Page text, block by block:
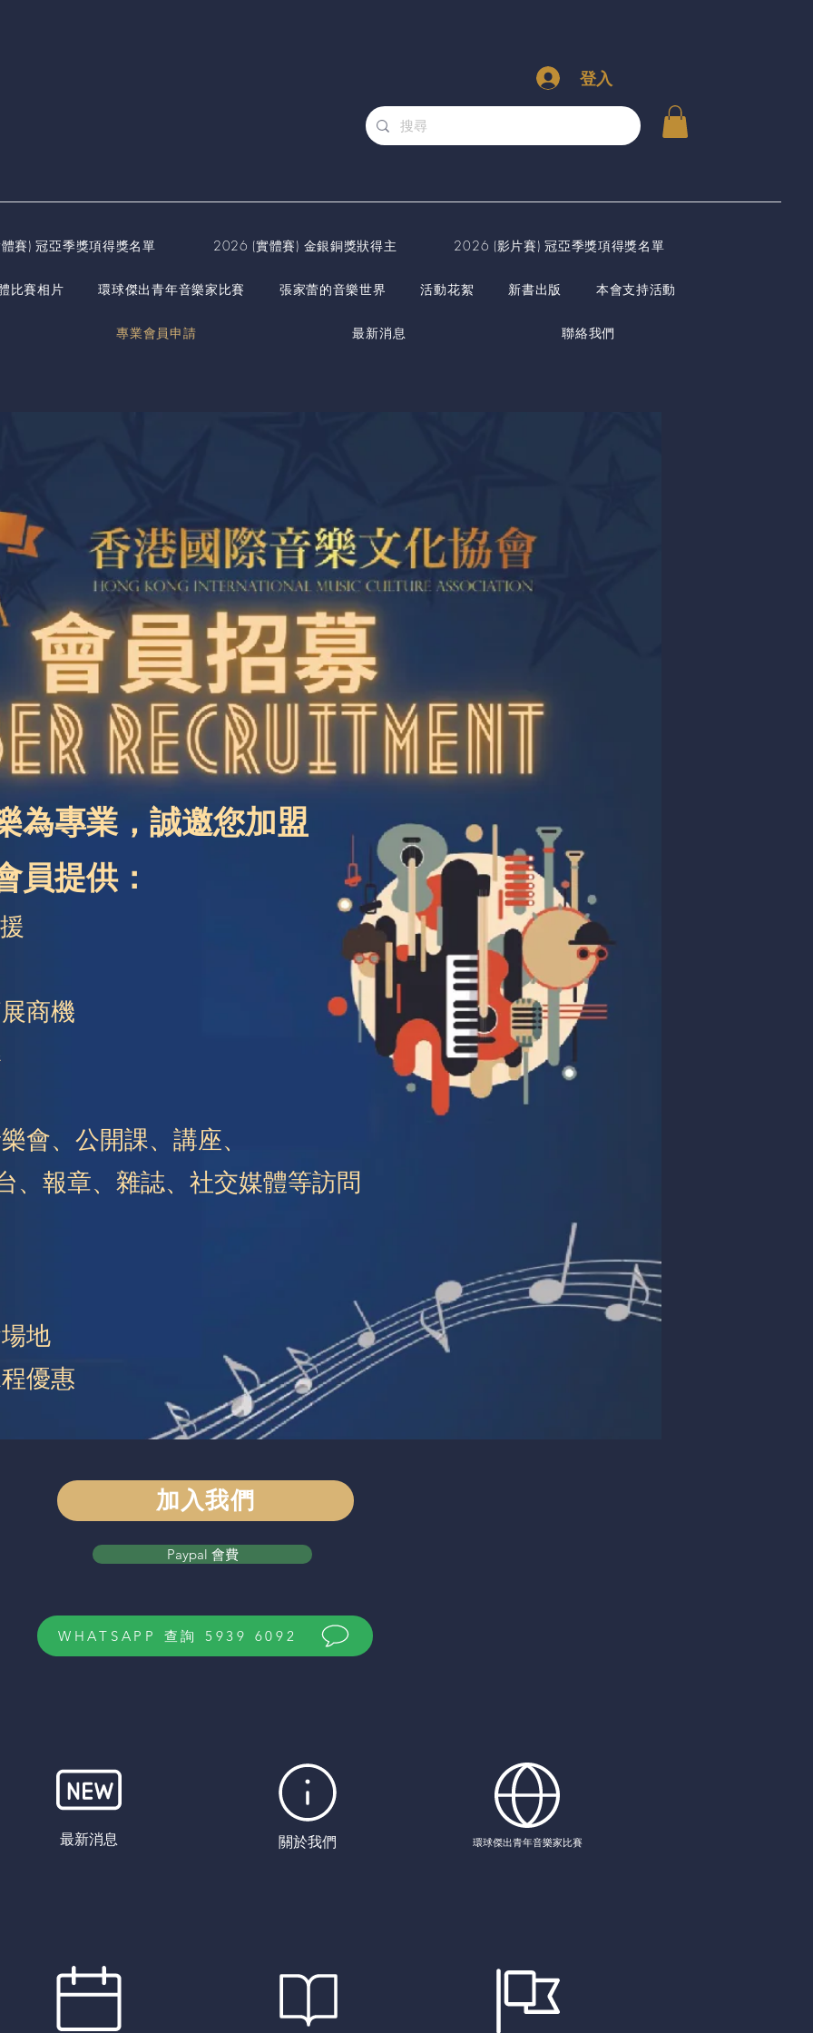
登入
賽) 冠亞季獎項得獎名單 2026 (實體賽) 金銀銅獎狀得主 2026 (影片賽) 冠亞季獎項得獎名單
比賽相片 環球傑出青年音樂家比賽 張家蕾的音樂世界 活動花絮 新書出版 本會支持活動
專業會員申請 最新消息 聯絡我們
為專業，誠邀您加盟
員提供：
商機
會、公開課、講座、
報章、雜誌、社交媒體等訪問
地
優惠
加入我們
Paypal 會費
WHATSAPP 查詢 5939 6092
最新消息 關於我們 環球傑出青年音樂家比賽